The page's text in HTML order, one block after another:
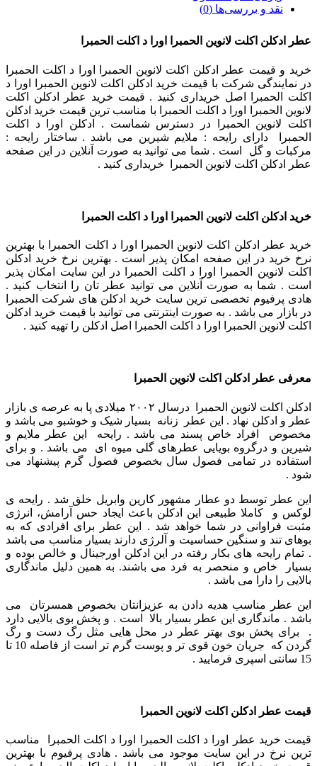
الحمبرا
نقد و بررسی‌ها (0)
عطر ادکلن اکلت لانوین الحمبرا اورا د اکلت الحمبرا
خرید و قیمت عطر ادکلن اکلت لانوین الحمبرا اورا د اکلت الحمبرا
در نمایندگی شرکت با قیمت خرید ادکلن اکلت لانوین الحمبرا اورا د
اکلت الحمبرا اصل خریداری کنید . قیمت خرید عطر ادکلن اکلت
لانوین الحمبرا اورا د اکلت الحمبرا با مناسب ترین قیمت خرید ادکلن
اکلت لانوین الحمبرا در دسترس شماست . ادکلن اورا د اکلت
الحمبرا دارای رایحه : ملایم شیرین می باشد . ساختار رایحه :
مرکبات و گل است . شما می توانید به صورت آنلاین در این صفحه
عطر ادکلن اکلت لانوین الحمبرا خریداری کنید .
خرید ادکلن اکلت لانوین الحمبرا اورا د اکلت الحمبرا
خرید عطر ادکلن اکلت لانوین الحمبرا اورا د اکلت الحمبرا با بهترین
نرخ خرید در این صفحه امکان پذیر است . بهترین نرخ خرید ادکلن
اکلت لانوین الحمبرا اورا د اکلت الحمبرا در این سایت امکان پذیر
است . شما به صورت آنلاین می توانید عطر تان را انتخاب کنید .
هادی پرفیوم تخصصی ترین سایت خرید ادکلن های شرکت الحمبرا
در بازار می باشد . به صورت اینترنتی می توانید با قیمت خرید ادکلن
اکلت لانوین الحمبرا اورا د اکلت الحمبرا اصل ادکلن را تهیه کنید .
معرفی عطر ادکلن اکلت لانوین الحمبرا
ادکلن اکلت لانوین الحمبرا درسال ۲۰۰۲ میلادی پا به عرصه ی بازار
عطر و ادکلن نهاد . این عطر زنانه بسیار شیک و خوشبو می باشد و
مخصوص افراد خاص پسند می باشد . رایحه این عطر ملایم و
شیرین و درگروه بویایی عطرهای گلی میوه ای می باشد . و برای
استفاده در تمامی فصول سال بخصوص فصول گرم پیشنهاد می
‌شود .
این عطر توسط دو عطار مشهور کارین وابریل خلق شد . رایحه ی
لوکس و کاملا طبیعی این ادکلن باعث ایجاد حس آرامش، انرژی
مثبت فراوانی در شما خواهد شد .
این عطر برای افرادی که به
بوهای تند و سنگین حساسیت و آلرژی دارند بسیار مناسب می باشد
. تمام رایحه های بکار رفته در این ادکلن اورجینال و خالص بوده و
بسیار خاص و منحصر به فرد می باشند. به همین دلیل ماندگاری
بالایی را دارا می باشد .
این عطر مناسب هدیه دادن به عزیزانتان بخصوص همسرتان می
باشد . ماندگاری این عطر بسیار بالا است . و پخش بوی بالایی دارد
. برای پخش بوی بهتر عطر در محل هایی مثل رگ دست و رگ
گردن که جریان خون قوی تر و پوست گرم تر است از فاصله 10 تا
15 سانتی اسپری فرمایید .
قیمت عطر ادکلن اکلت لانوین الحمبرا
قیمت خرید عطر اورا د اکلت الحمبرا اورا د اکلت الحمبرا مناسب
ترین نرخ در این سایت موجود می باشد . هادی پرفیوم با بهترین